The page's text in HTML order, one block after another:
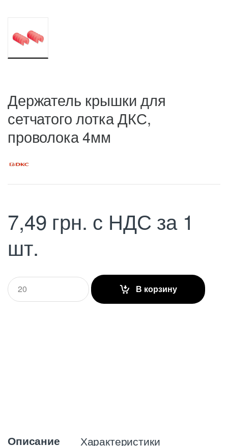
Держатель крышки для
сетчатого лотка ДКС,
проволока 4мм
7,49 грн. с НДС за 1
шт.
Q
u
a
В корзину
Описание Характеристики